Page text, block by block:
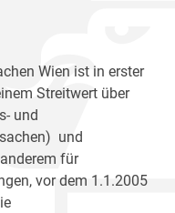
Wien ist in erster
Streitwert über
und
und
für
vor dem 1.1.2005